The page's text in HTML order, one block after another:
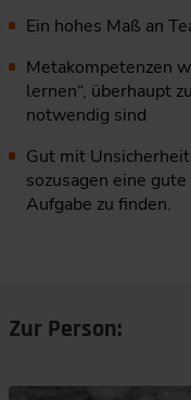
Ein hohes Maß an
Metakompetenzen
lernen“, überhaupt
notwendig sind
Gut mit
sozusagen eine
Aufgabe zu finden.
Zur Person: